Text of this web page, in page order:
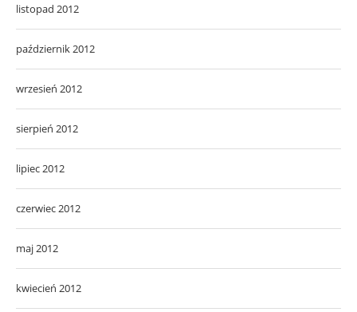
listopad 2012
październik 2012
wrzesień 2012
sierpień 2012
lipiec 2012
czerwiec 2012
maj 2012
kwiecień 2012